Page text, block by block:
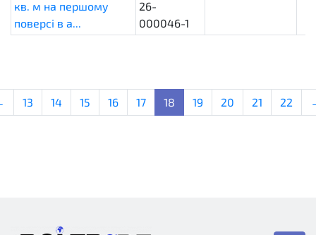
кв. м на першому
поверсі в а...
26-
000046-1
13 14 15 16 17 18 19 20 21 22